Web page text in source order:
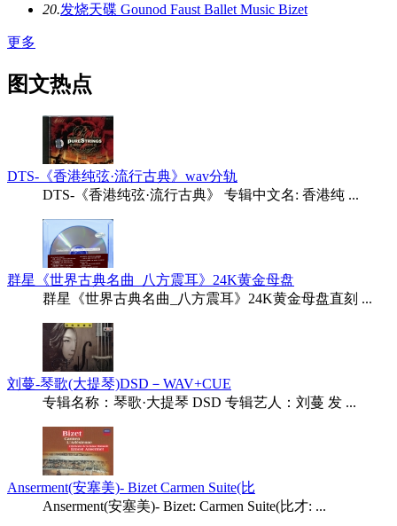
20.发烧天碟 Gounod Faust Ballet Music Bizet
更多
图文热点
DTS-《香港纯弦·流行古典》wav分轨
DTS-《香港纯弦·流行古典》 专辑中文名: 香港纯 ...
群星《世界古典名曲_八方震耳》24K黄金母盘
群星《世界古典名曲_八方震耳》24K黄金母盘直刻 ...
刘蔓-琴歌(大提琴)DSD－WAV+CUE
专辑名称：琴歌·大提琴 DSD 专辑艺人：刘蔓 发 ...
Anserment(安塞美)- Bizet Carmen Suite(比
Anserment(安塞美)- Bizet: Carmen Suite(比才: ...